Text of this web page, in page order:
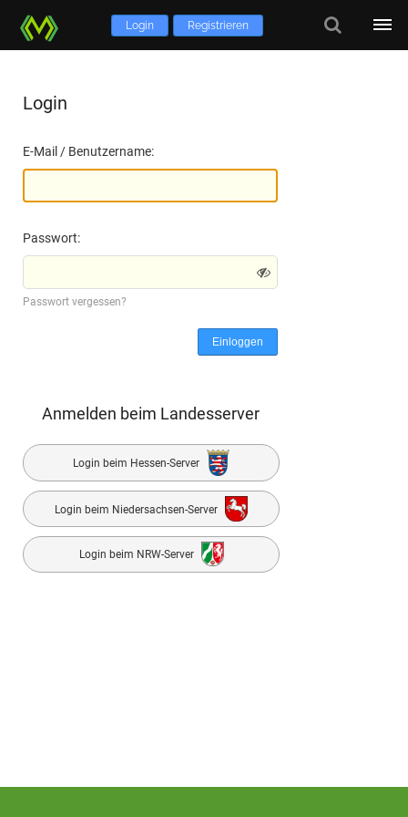
Login Registrieren
Login
E-Mail / Benutzername:
Passwort:
Passwort vergessen?
Anmelden beim Landesserver
Login beim Hessen-Server
Login beim Niedersachsen-Server
Login beim NRW-Server